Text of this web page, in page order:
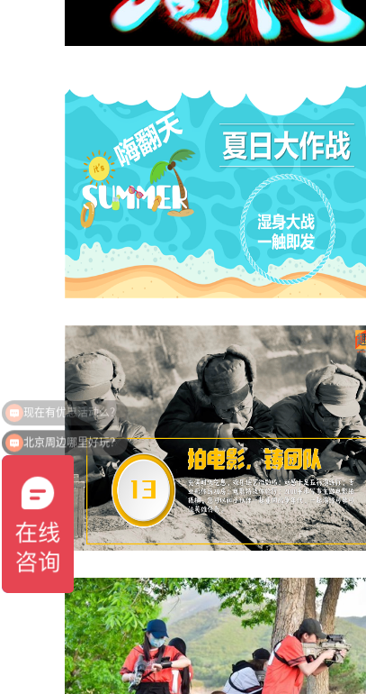
北京周边哪里好玩？